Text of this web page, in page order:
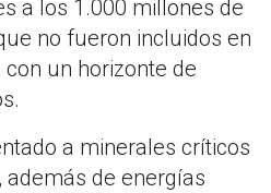
a los 1.000 millones de
no fueron incluidos en
un horizonte de
a minerales críticos
de energías